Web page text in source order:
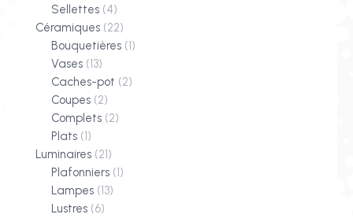
Sellettes (4)
Céramiques (22)
Bouquetières (1)
Vases (13)
Caches-pot (2)
Coupes (2)
Complets (2)
Plats (1)
Luminaires (21)
Plafonniers (1)
Lampes (13)
Lustres (6)